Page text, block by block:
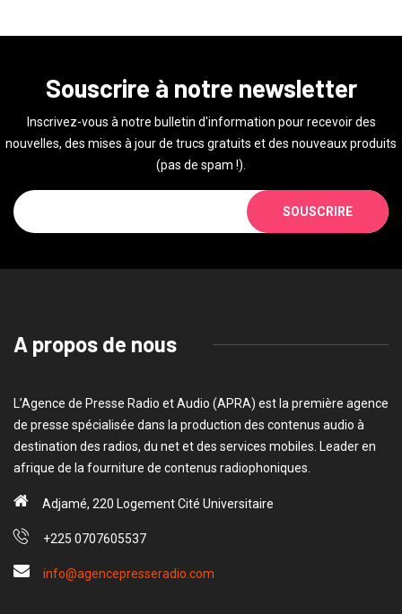
Souscrire à notre newsletter
Inscrivez-vous à notre bulletin d'information pour recevoir des
nouvelles, des mises à jour de trucs gratuits et des nouveaux produits
(pas de spam !).
SOUSCRIRE
A propos de nous
L’Agence de Presse Radio et Audio (APRA) est la première agence
de presse spécialisée dans la production des contenus audio à
destination des radios, du net et des services mobiles. Leader en
afrique de la fourniture de contenus radiophoniques.
Adjamé, 220 Logement Cité Universitaire
+225 0707605537
info@agencepresseradio.com